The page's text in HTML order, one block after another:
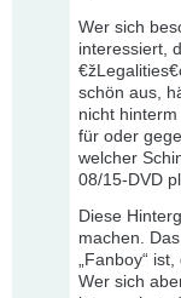
Wer sich
interessiert,
schön aus,
nicht
für oder
welcher
08/15-DVD
Diese
machen.
„Fanboy“
Wer sich